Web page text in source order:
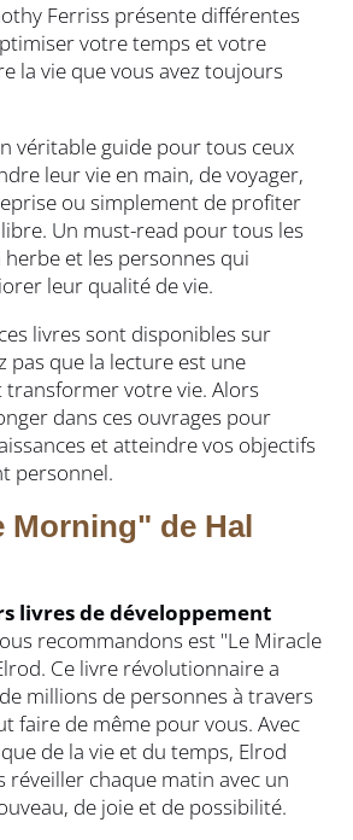
Ferriss présente différentes
votre temps et votre
la vie que vous avez toujours
véritable guide pour tous ceux
leur vie en main, de voyager,
ou simplement de profiter
Un must-read pour tous les
et les personnes qui
leur qualité de vie.
livres sont disponibles sur
pas que la lecture est une
votre vie. Alors
dans ces ouvrages pour
et atteindre vos objectifs
personnel.
Morning" de Hal
livres de développement
recommandons est "Le Miracle
Ce livre révolutionnaire a
millions de personnes à travers
faire de même pour vous. Avec
de la vie et du temps, Elrod
réveiller chaque matin avec un
de joie et de possibilité.